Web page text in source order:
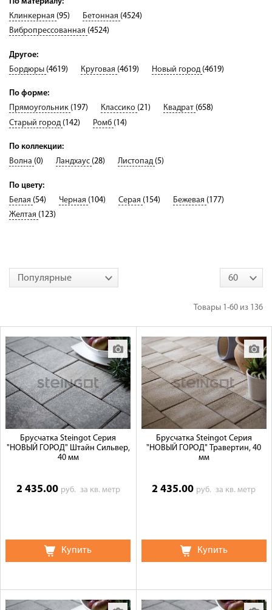
Доставка
Сотрудничество
Галерея объектов
Контакты
Клинкерная (95) Бетонная (4524)
Вибропрессованная (4524)
Другое:
Бордюры (4619) Круговая (4619) Новый город (4619)
По форме:
Прямоугольник (197) Классико (21) Квадрат (658)
Старый город (142) Ромб (14)
По коллекции:
Волна (0) Ландхаус (28) Листопад (5)
По цвету:
Белая (54) Черная (104) Серая (154) Бежевая (177)
Желтая (123)
Популярные 60
Товары 1-60 из 136
Брусчатка Steingot Серия
"НОВЫЙ ГОРОД" Штайн Сильвер,
40 мм
2 435.00 руб. за кв. метр
Купить
Брусчатка Steingot Серия
"НОВЫЙ ГОРОД" Травертин, 40
мм
2 435.00 руб.за кв. метр
Купить